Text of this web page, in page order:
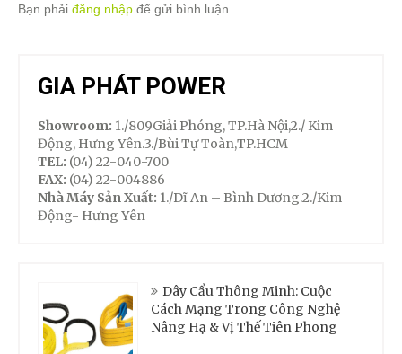
Bạn phải đăng nhập để gửi bình luận.
GIA PHÁT POWER
Showroom: 1./809Giải Phóng, TP.Hà Nội,2./ Kim
Động, Hưng Yên.3./Bùi Tự Toàn,TP.HCM
TEL: (04) 22-040-700
FAX: (04) 22-004886
Nhà Máy Sản Xuất: 1./Dĩ An – Bình Dương.2./Kim
Động- Hưng Yên
Dây Cẩu Thông Minh: Cuộc
Cách Mạng Trong Công Nghệ
Nâng Hạ & Vị Thế Tiên Phong